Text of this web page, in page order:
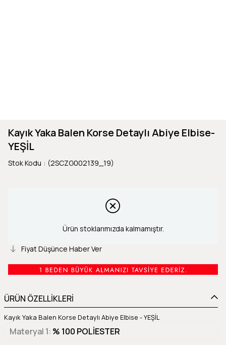
Kayık Yaka Balen Korse Detaylı Abiye Elbise-
YEŞİL
Stok Kodu (2SCZG002139_19)
Ürün stoklarımızda kalmamıştır.
Fiyat Düşünce Haber Ver
ÜRÜN ÖZELLİKLERİ
Kayık Yaka Balen Korse Detaylı Abiye Elbise - YEŞİL
Materyal 1 % 100 POLİESTER